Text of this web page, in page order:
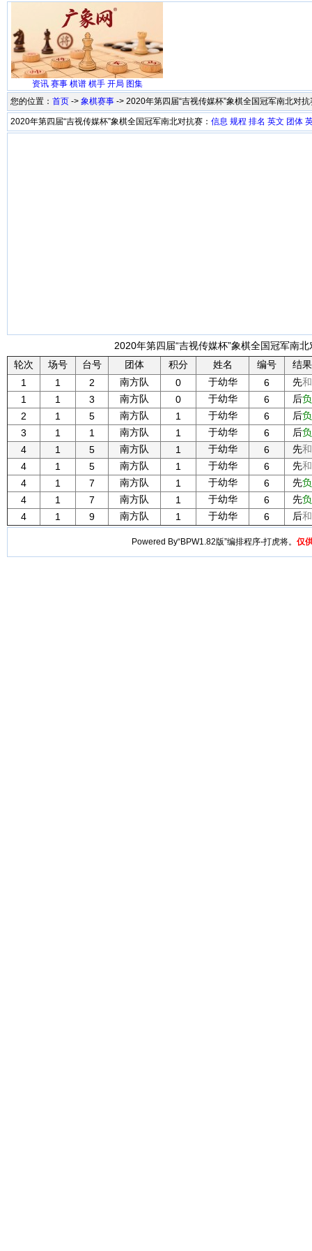
资讯 赛事 棋谱 棋手 开局 图集
您的位置： 首页 -> 象棋赛事 -> 2020年第四届“吉视传媒杯”象棋全国冠军南北对
2020年第四届“吉视传媒杯”象棋全国冠军南北对抗赛： 信息 规程 排名 英文 团体
2020年第四届“吉视传媒杯”象棋全国冠军南
轮次
场号 台号 团体 积分 姓名 编号
结果
1
1 2 南方队 0 于幼华 6 先和
1
1 3 南方队 0 于幼华 6 后负
2
1 5 南方队 1 于幼华 6 后负
3
1 1 南方队 1 于幼华 6 后负
4
1 5 南方队 1 于幼华 6 先和
4
1 5 南方队 1 于幼华 6 先和
4
1 7 南方队 1 于幼华 6 先负
4
1 7 南方队 1 于幼华 6 先负
4
1 9 南方队 1 于幼华 6 后和
Powered By“BPW1.82版”编排程序-打虎将。 仅